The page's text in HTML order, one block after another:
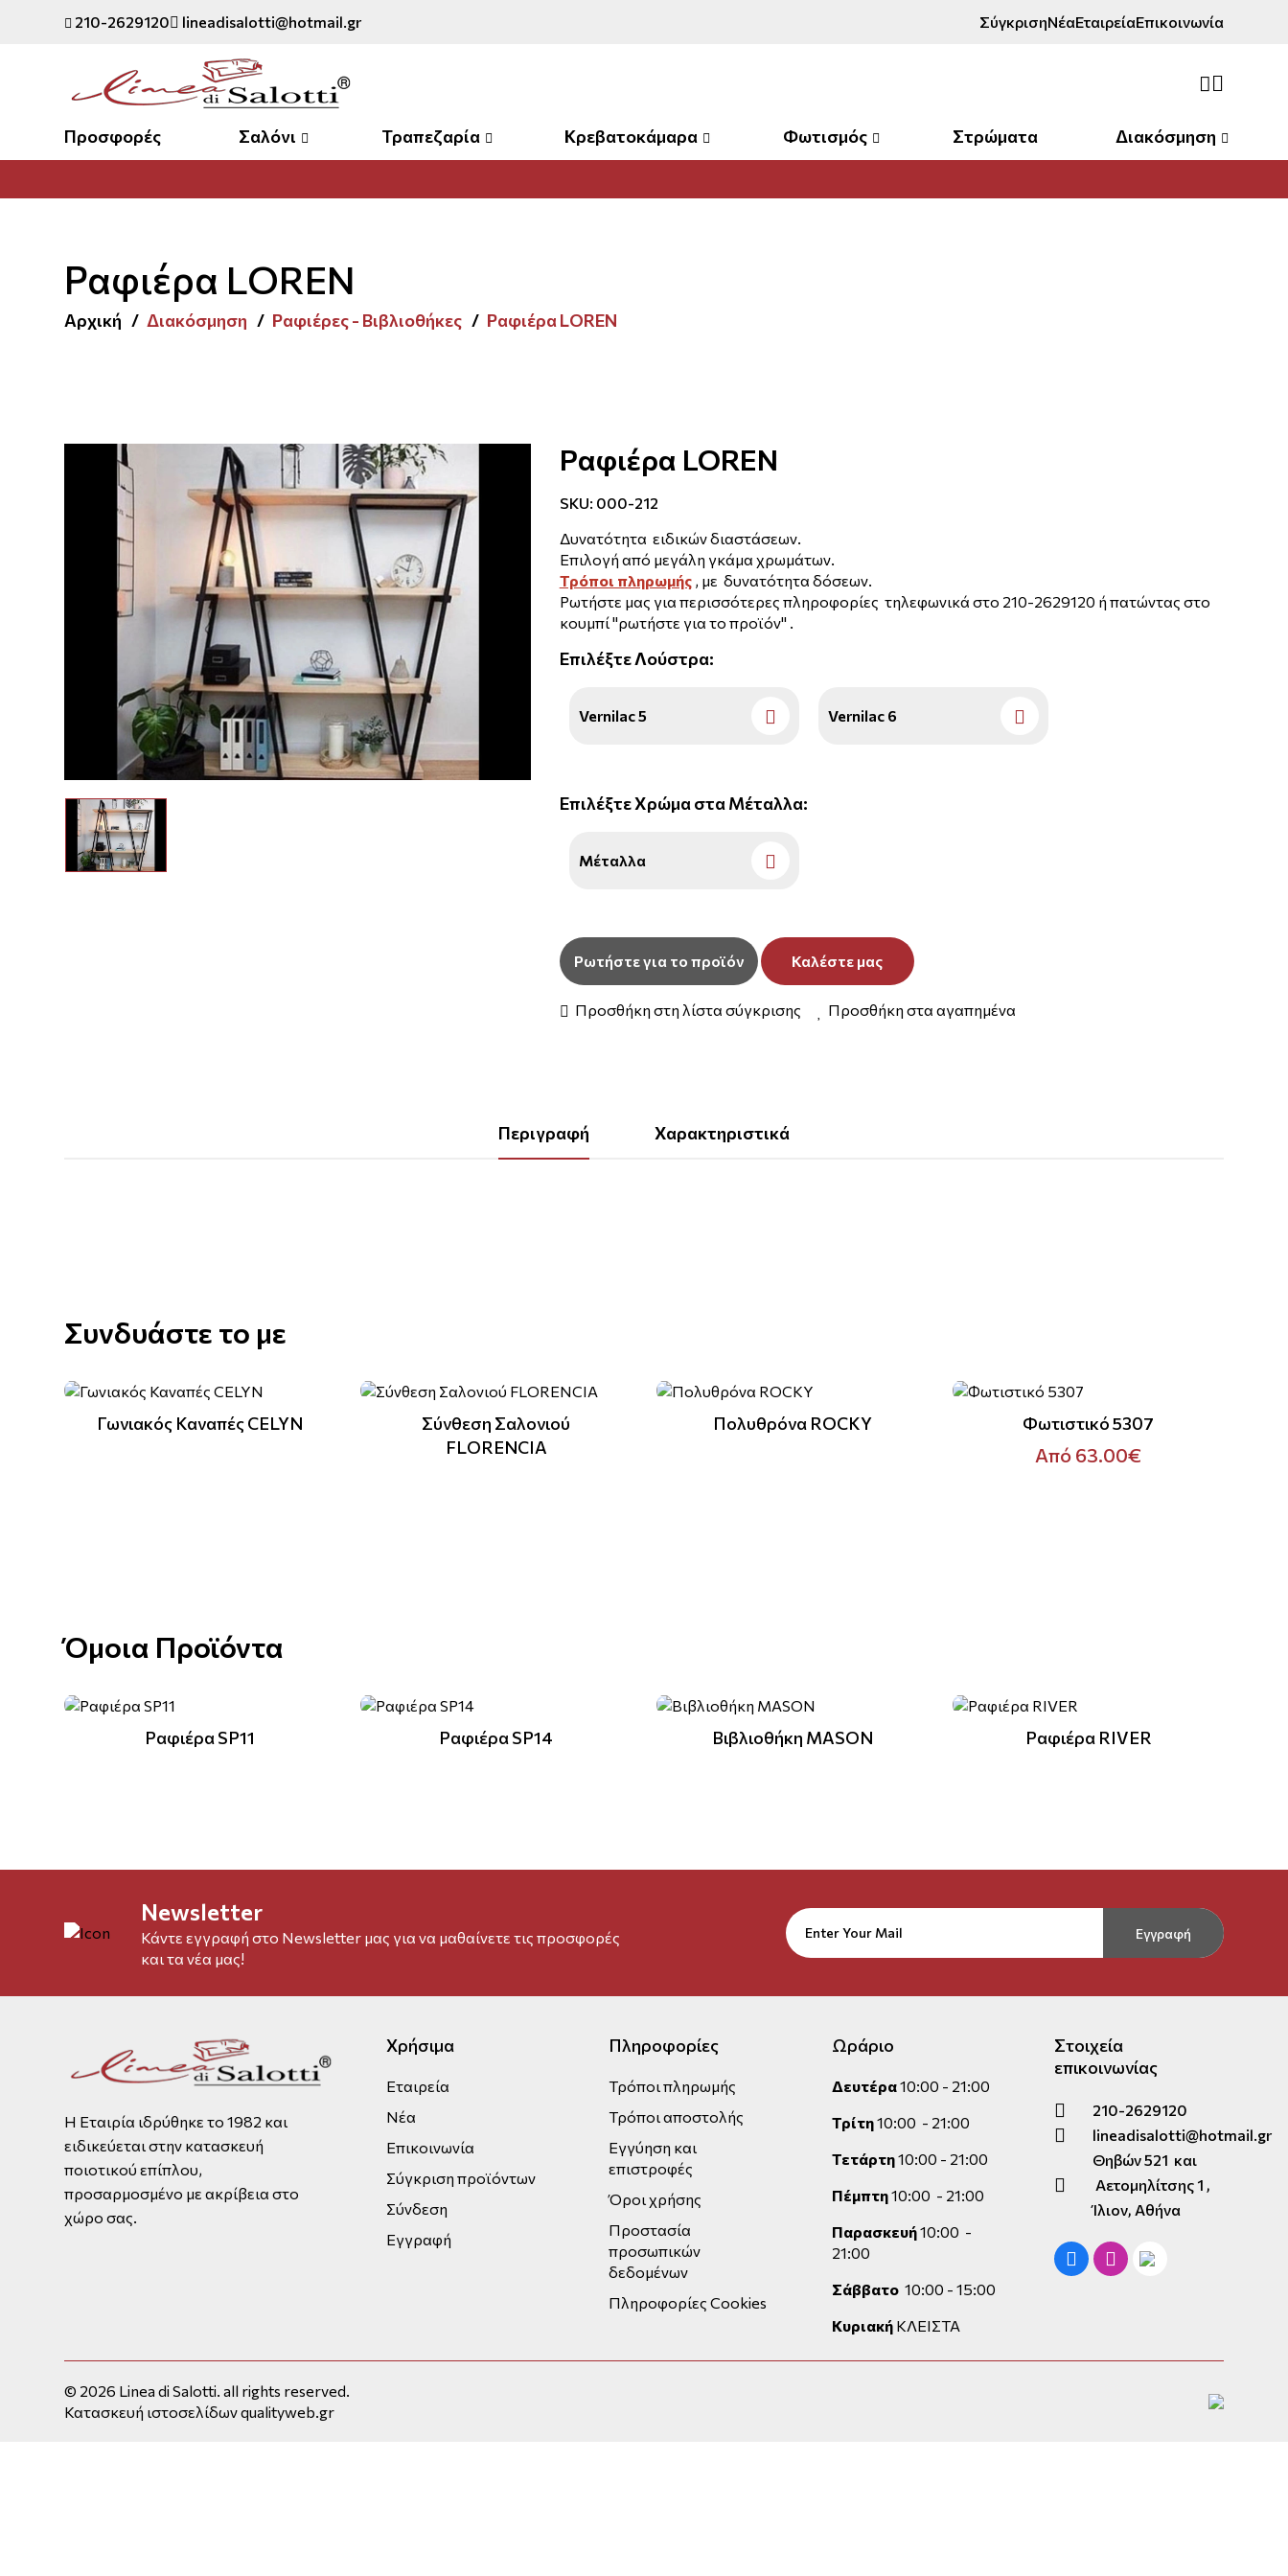
210-2629120 lineadisalotti@hotmail.gr ΣύγκρισηΝέαΕταιρείαΕπικοινωνία
Προσφορές Σαλόνι Τραπεζαρία Κρεβατοκάμαρα Φωτισμός Στρώματα Διακόσμηση
Ραφιέρα LOREN
Αρχική Διακόσμηση Ραφιέρες - Βιβλιοθήκες Ραφιέρα LOREN
Ραφιέρα LOREN
SKU: 000-212
Δυνατότητα ειδικών διαστάσεων.
Επιλογή από μεγάλη γκάμα χρωμάτων.
Τρόποι πληρωμής, με δυνατότητα δόσεων.
Ρωτήστε μας για περισσότερες πληροφορίες τηλεφωνικά στο 210-2629120 ή πατώντας στο
κουμπί ''ρωτήστε για το προϊόν'' .
ΕπιλέξτεΛούστρα:
Vernilac 5 Vernilac 6
ΕπιλέξτεΧρώμα στα Μέταλλα:
Μέταλλα
Ρωτήστε για το προϊόν Καλέστε μας
Προσθήκη στη λίστα σύγκρισης Προσθήκη στα αγαπημένα
Περιγραφή Χαρακτηριστικά
Συνδυάστε το με
Γωνιακός Καναπές CELYN
Σύνθεση Σαλονιού
FLORENCIA
Πολυθρόνα ROCKY Φωτιστικό 5307
Από 63.00€
Όμοια Προϊόντα
Ραφιέρα SP11 Ραφιέρα SP14 Βιβλιοθήκη MASON Ραφιέρα RIVER
Newsletter
Κάντε εγγραφή στο Newsletter μας για να μαθαίνετε τις προσφορές
και τα νέα μας!
Εγγραφή
Η Εταιρία ιδρύθηκε το 1982 και
ειδικεύεται στην κατασκευή
ποιοτικού επίπλου,
προσαρμοσμένο με ακρίβεια στο
χώρο σας.
Χρήσιμα
Εταιρεία
Νέα
Επικοινωνία
Σύγκριση προϊόντων
Σύνδεση
Εγγραφή
Πληροφορίες
Τρόποι πληρωμής
Τρόποι αποστολής
Εγγύηση και
επιστροφές
Όροι χρήσης
Προστασία
προσωπικών
δεδομένων
Πληροφορίες Cookies
Ωράριο
Δευτέρα10:00 - 21:00
Τρίτη10:00 - 21:00
Τετάρτη10:00 - 21:00
Πέμπτη10:00 - 21:00
Παρασκευή10:00 -
21:00
Σάββατο 10:00 - 15:00
ΚυριακήΚΛΕΙΣΤΑ
Στοιχεία
επικοινωνίας
210-2629120
lineadisalotti@hotmail.gr
Θηβών 521 και
Αετομηλίτσης 1 ,
Ίλιον, Αθήνα
© 2026 Linea di Salotti. all rights reserved.
Κατασκευή ιστοσελίδων qualityweb.gr